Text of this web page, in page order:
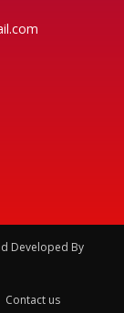
Developed By
Contact us